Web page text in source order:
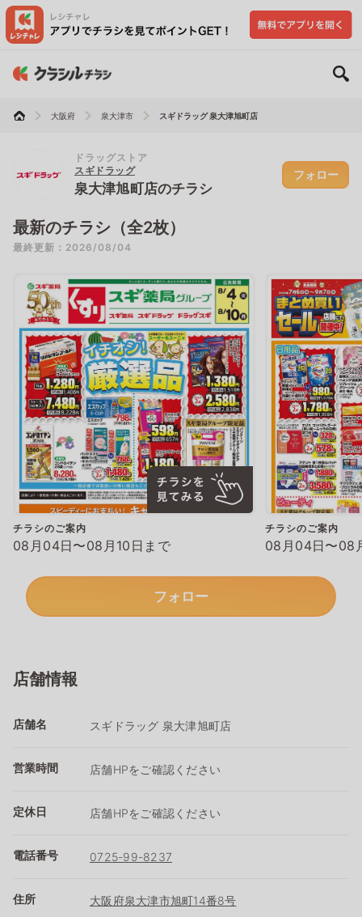
大阪府 泉大津市 スギドラッグ 泉大津旭町店
ドラッグストア
スギドラッグ
泉大津旭町店のチラシ
フォロー
最新のチラシ（全2枚）
最終更新：2026/08/04
チラシのご案内
08月04日〜08月10日まで
チラシのご案内
08月04日〜08
フォロー
店舗情報
店舗名 スギドラッグ 泉大津旭町店
営業時間 店舗HPをご確認ください
定休日 店舗HPをご確認ください
電話番号 0725-99-8237
住所 大阪府泉大津市旭町14番8号